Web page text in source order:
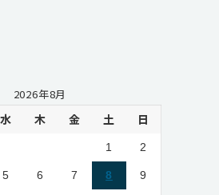
2026年8月
水 木 金 土 日
1 2
5 6 7 8 9